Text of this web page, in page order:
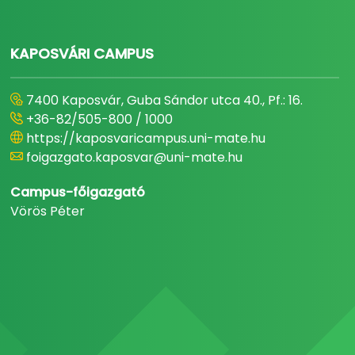
KAPOSVÁRI CAMPUS
7400 Kaposvár, Guba Sándor utca 40., Pf.: 16.
+36-82/505-800 / 1000
https://kaposvaricampus.uni-mate.hu
foigazgato.kaposvar@uni-mate.hu
Campus-főigazgató
Vörös Péter